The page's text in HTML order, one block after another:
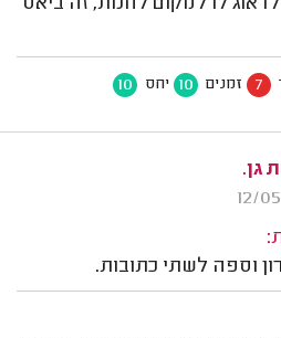
7 זמנים 10 יחס 10
גן.
וספה לשתי כתובות.